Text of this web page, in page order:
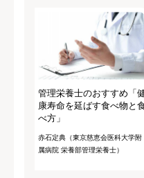
管理栄養士のおすすめ「
康寿命を延ばす食べ物と
べ方」
赤石定典（東京慈恵会医科大学附
属病院 栄養部管理栄養士）